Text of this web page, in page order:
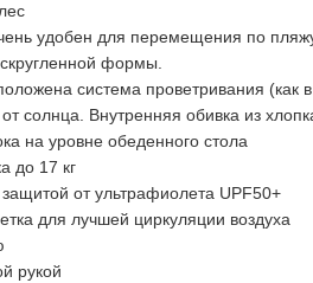
удобен для перемещения по
формы.
система проветривания (как в
солнца. Внутренняя обивка из
на уровне обеденного стола
до 17 кг
от ультрафиолета UPF50+
для лучшей циркуляции воздуха
рукой